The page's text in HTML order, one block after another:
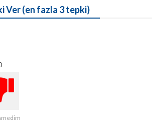
Ver (en fazla 3 tepki)